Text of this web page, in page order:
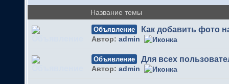
Название темы
Объявление Как добавить фото
Автор: admin
Объявление Для всех
Автор: admin